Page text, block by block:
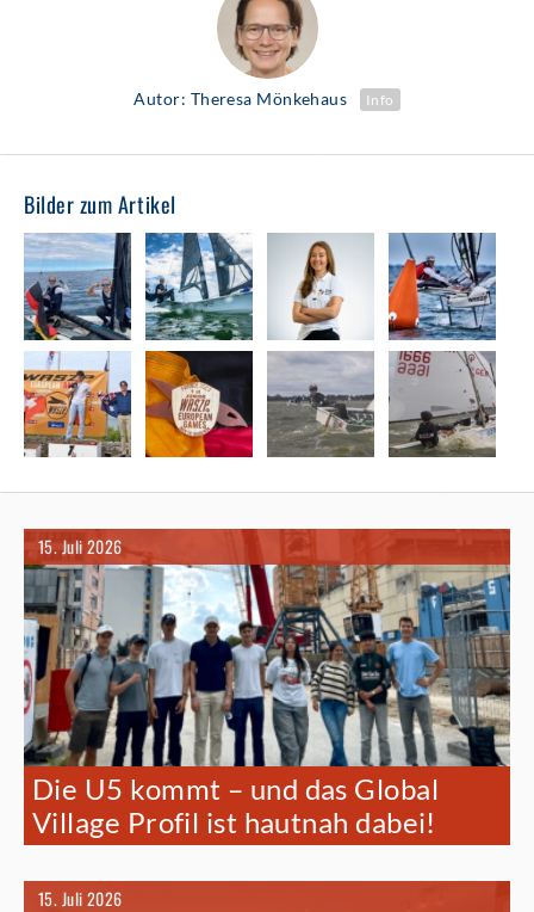
Autor: Theresa Mönkehaus Info
Bilder zum Artikel
15. Juli 2026
Die U5 kommt – und das Global
Village Profil ist hautnah dabei!
15. Juli 2026